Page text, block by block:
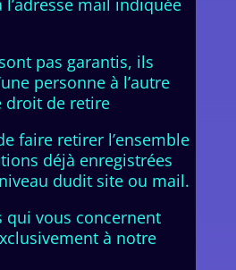
mail indiquée
pas garantis, ils
personne à l’autre
droit de retire
faire retirer l’ensemble
déjà enregistrées
dudit site ou mail.
qui vous concernent
à notre